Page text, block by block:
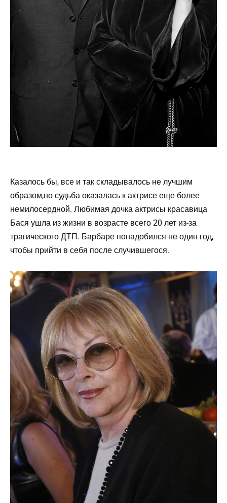
Казалось бы, все и так складывалось не лучшим
образом,но судьба оказалась к актрисе еще более
немилосердной. Любимая дочка актрисы красавица
Бася ушла из жизни в возрасте всего 20 лет из-за
трагического ДТП. Барбаре понадобился не один год,
чтобы прийти в себя после случившегося.